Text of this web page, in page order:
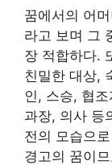
꿈에서의 어
라고 보며 그
장 적합하다.
친밀한 대상,
인, 스승, 협
과장, 의사 등
전의 모습으
경고의 꿈이